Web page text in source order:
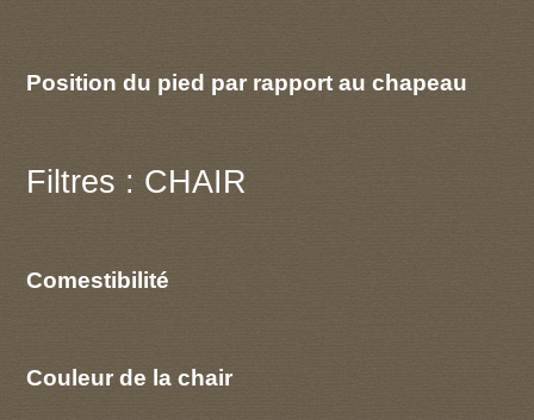
Position du pied par rapport au chapeau
Filtres : CHAIR
Comestibilité
Couleur de la chair